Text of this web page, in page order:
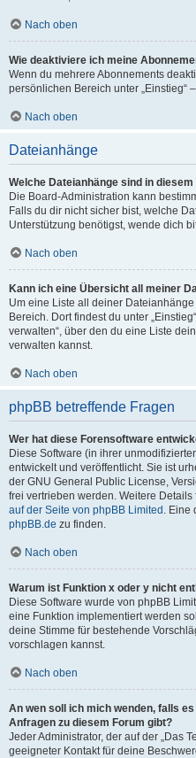
Nach oben
Wie deaktiviere ich meine
Wenn du mehrere Abonnements
persönlichen Bereich unter „Einstieg“
Nach oben
Dateianhänge
Welche Dateianhänge sind in
Die Board-Administration kann
Falls du dir nicht sicher bist, welche
Unterstützung benötigst, wende dich
Nach oben
Kann ich eine Übersicht all meiner
Um eine Liste all deiner
Bereich. Dort findest du unter
verwalten“, über den du eine Liste
verwalten kannst.
Nach oben
phpBB betreffende Fragen
Wer hat diese Forensoftware
Diese Software (in ihrer
entwickelt und veröffentlicht. Sie ist
der GNU General Public License,
frei vertrieben werden. Weitere Details
auf der Seite von phpBB Limited . Eine
phpBB.de zu finden.
Nach oben
Warum ist Funktion x oder y nicht
Diese Software wurde von phpBB
eine Funktion implementiert werden
deine Stimme für bestehende
vorschlagen kannst.
Nach oben
An wen soll ich mich wenden, falls
Anfragen zu diesem Forum gibt?
Jeder Administrator, der auf der „Das
geeigneter Kontakt für deine